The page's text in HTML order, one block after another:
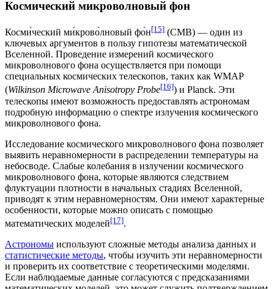
Космический микроволновый фон
Косми́ческий ми́крово́лновый фо́н[15] (CMB) — один из
ключевых аргументов в пользу гипотезы математической
Вселенной. Проведение измерений космического
микроволнового фона осуществляется при помощи
специальных космических телескопов, таких как WMAP
(Wilkinson Microwave Anisotropy Probe[16]) и Planck. Эти
телескопы имеют возможность предоставлять астрономам
подробную информацию о спектре излучения космического
микроволнового фона.
Исследование космического микроволнового фона позволяет
выявить неравномерности в распределении температуры на
небосводе. Слабые колебания в излучении космического
микроволнового фона, которые являются следствием
флуктуации плотности в начальных стадиях Вселенной,
приводят к этим неравномерностям. Они имеют характерные
особенности, которые можно описать с помощью
математических моделей[17].
Астрономы используют сложные методы анализа данных и
статистические методы, чтобы изучить эти неравномерности
и проверить их соответствие с теоретическими моделями.
Если наблюдаемые данные согласуются с предсказаниями